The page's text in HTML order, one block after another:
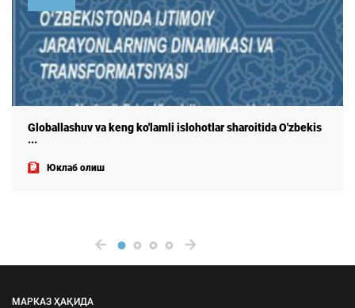
"ЎЗБEКИСТОНДА ЗАМОНАВИЙ ОИЛА" МОНОГРАФИЯСИ
МАРКАЗ ҲАҚИДА